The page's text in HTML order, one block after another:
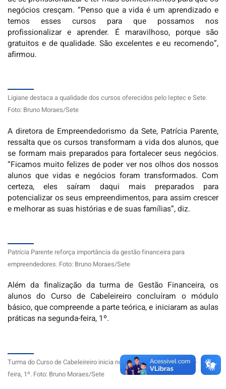
negócios cresçam. “Penso que a vida é um aprendizado e
temos esses cursos para que possamos nos
profissionalizar e aprender. É maravilhoso, porque são
gratuitos e de qualidade. São excelentes e eu recomendo”,
afirmou.
Ligiane destaca a qualidade dos cursos oferecidos pelo Ieptec e Sete.
Foto: Bruno Moraes/Sete
A diretora de Empreendedorismo da Sete, Patrícia Parente,
ressalta que os cursos transformam a vida dos alunos, que
se formam mais preparados para fortalecer seus negócios.
“Ficamos muito felizes de poder ver nos olhos dos nossos
alunos que vidas e negócios foram transformados. Com
certeza, eles saíram daqui mais preparados para
potencializar os seus empreendimentos, para assim crescer
e melhorar as suas histórias e de suas famílias”, diz.
Patrícia Parente reforça importância da gestão financeira para
empreendedores. Foto: Bruno Moraes/Sete
Além da finalização da turma de Gestão Financeira, os
alunos do Curso de Cabeleireiro concluíram o módulo
básico, que compreende a parte teórica, e iniciaram as aulas
práticas na segunda-feira, 1º.
Turma do Curso de Cabeleireiro inicia novo módulo nesta segunda-
feira, 1º. Foto: Bruno Moraes/Sete